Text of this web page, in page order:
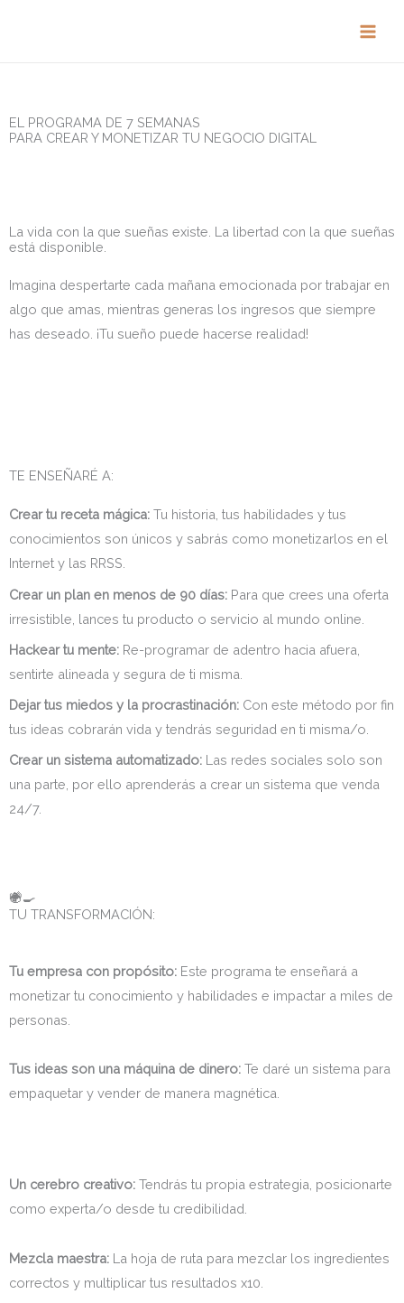
EL PROGRAMA DE 7 SEMANAS
PARA CREAR Y MONETIZAR TU NEGOCIO DIGITAL
La vida con la que sueñas existe. La libertad con la que sueñas
está disponible.
Imagina despertarte cada mañana emocionada por trabajar en
algo que amas, mientras generas los ingresos que siempre
has deseado. ¡Tu sueño puede hacerse realidad!
TE ENSEÑARÉ A:
Crear tu receta mágica: Tu historia, tus habilidades y tus
conocimientos son únicos y sabrás como monetizarlos en el
Internet y las RRSS.
Crear un plan en menos de 90 días: Para que crees una oferta
irresistible, lances tu producto o servicio al mundo online.
Hackear tu mente: Re-programar de adentro hacia afuera,
sentirte alineada y segura de ti misma.
Dejar tus miedos y la procrastinación: Con este método por fin
tus ideas cobrarán vida y tendrás seguridad en ti misma/o.
Crear un sistema automatizado: Las redes sociales solo son
una parte, por ello aprenderás a crear un sistema que venda
24/7.
TU TRANSFORMACIÓN:
👩‍🍳
💸
🥣
Tu empresa con propósito: Este programa te enseñará a
monetizar tu conocimiento y habilidades e impactar a miles de
personas.
Tus ideas son una máquina de dinero: Te daré un sistema para
empaquetar y vender de manera magnética.
Un cerebro creativo: Tendrás tu propia estrategia, posicionarte
como experta/o desde tu credibilidad.
Mezcla maestra: La hoja de ruta para mezclar los ingredientes
correctos y multiplicar tus resultados x10.